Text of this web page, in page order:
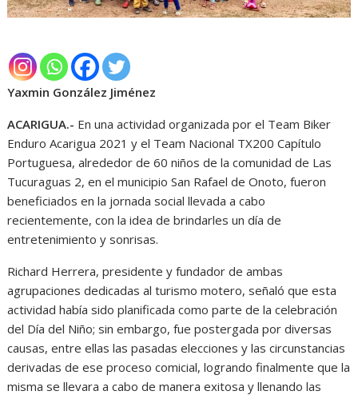
Yaxmin González Jiménez
ACARIGUA.- En una actividad organizada por el Team Biker
Enduro Acarigua 2021 y el Team Nacional TX200 Capítulo
Portuguesa, alrededor de 60 niños de la comunidad de Las
Tucuraguas 2, en el municipio San Rafael de Onoto, fueron
beneficiados en la jornada social llevada a cabo
recientemente, con la idea de brindarles un día de
entretenimiento y sonrisas.
Richard Herrera, presidente y fundador de ambas
agrupaciones dedicadas al turismo motero, señaló que esta
actividad había sido planificada como parte de la celebración
del Día del Niño; sin embargo, fue postergada por diversas
causas, entre ellas las pasadas elecciones y las circunstancias
derivadas de ese proceso comicial, logrando finalmente que la
misma se llevara a cabo de manera exitosa y llenando las